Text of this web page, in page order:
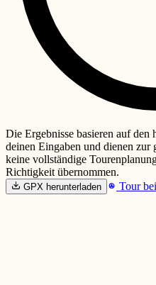
Die Ergebnisse basieren auf den
deinen Eingaben und dienen zur
keine vollständige
Richtigkeit übernommen.
GPX herunterladen Tour